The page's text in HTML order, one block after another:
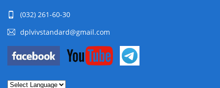
(032) 261-60-30
dplvivstandard@gmail.com